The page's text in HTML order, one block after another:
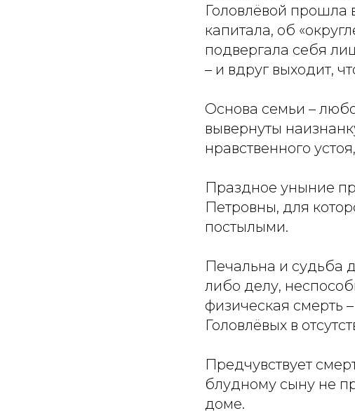
Головлёвой прошла
капитала, об
подвергала себя
– и вдруг выходит,
Основа семьи –
вывернуты
нравственного
Праздное уныние
Петровны, для
постылыми.
Печальна и судьба
либо делу,
физическая смерть
Головлёвых в
Предчувствует
блудному сыну не
доме.